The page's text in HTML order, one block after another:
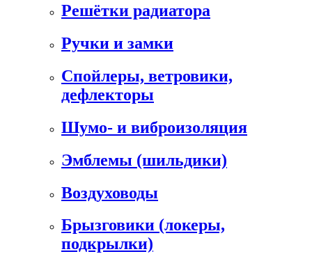
Решётки радиатора
Ручки и замки
Спойлеры, ветровики,
дефлекторы
Шумо- и виброизоляция
Эмблемы (шильдики)
Воздуховоды
Брызговики (локеры,
подкрылки)